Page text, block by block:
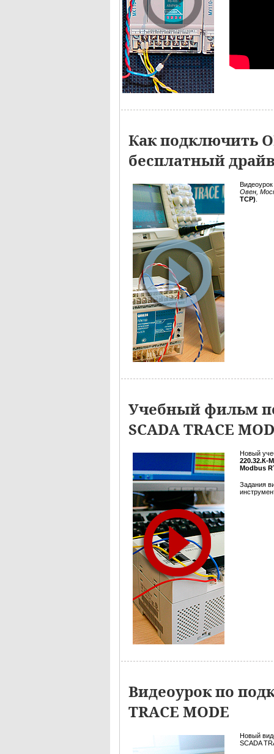
Как подключить
бесплатный
Овен,
TCP)
Учебный фильм
SCADA TRACE
Новый
220.32.К-
Modbus
Задания
Видеоурок по
TRACE MODE
Новый
SCADA